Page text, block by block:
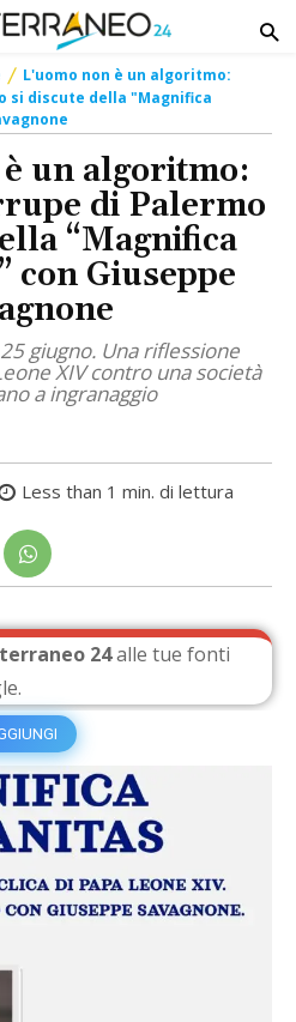
L'uomo non è un algoritmo:
si discute della "Magnifica
è un algoritmo:
di Palermo
“Magnifica
con Giuseppe
giugno. Una riflessione
XIV contro una società
a ingranaggio
Less than 1 min. di lettura
24alle tue fonti